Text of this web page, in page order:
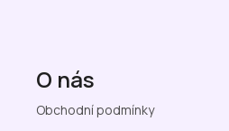
O nás
Obchodní podmínky